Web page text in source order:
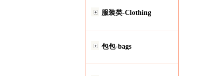
服装类-Clothing
包包-bags